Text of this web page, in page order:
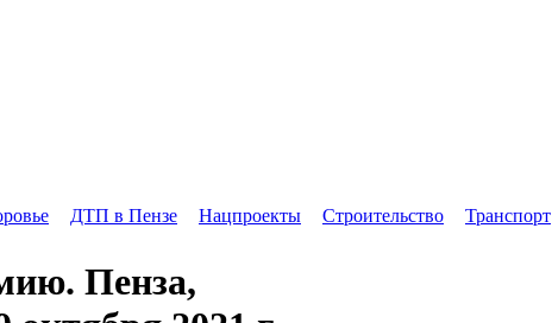
ДТП в Пензе Нацпроекты Строительство Транспорт
Пенза,